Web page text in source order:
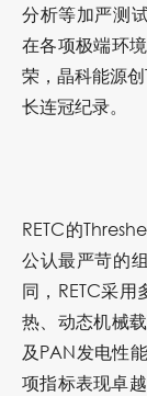
分析等加严测
在各项极端环
荣，晶科能源
长连冠纪录。
RETC的
公认最严苛的
同，RETC采用
热、动态机械
及PAN发电性
项指标表现卓